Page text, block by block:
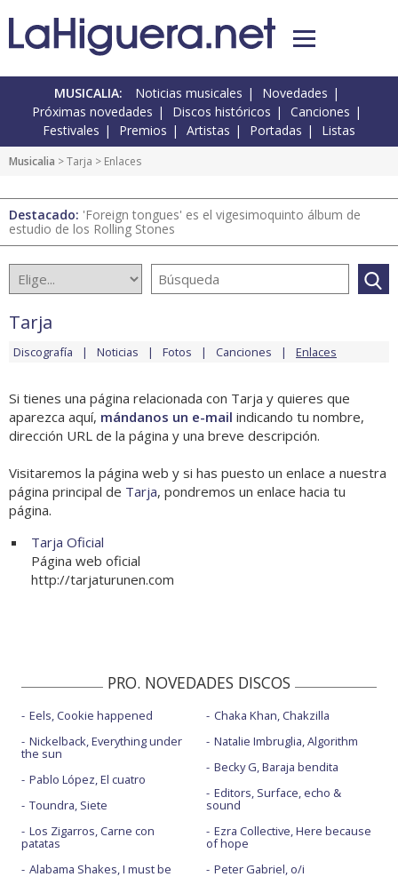
MUSICALIA: Noticias musicales
Novedades
Próximas novedades
Discos históricos
Canciones
Festivales
Premios Artistas Portadas Listas
Musicalia >Tarja > Enlaces
Destacado: 'Foreign tongues' es el vigesimoquinto álbum de
estudio de los Rolling Stones
Tarja
Discografía Noticias Fotos Canciones Enlaces
Si tienes una página relacionada con Tarja y quieres que
aparezca aquí, mándanos un e-mail indicando tu nombre,
dirección URL de la página y una breve descripción.
Visitaremos la página web y si has puesto un enlace a nuestra
página principal de Tarja, pondremos un enlace hacia tu
página.
Tarja Oficial
Página web oficial
http://tarjaturunen.com
PRO. NOVEDADES DISCOS
Eels, Cookie happened
Nickelback, Everything under
the sun
Pablo López, El cuatro
Toundra, Siete
Los Zigarros, Carne con
patatas
Alabama Shakes, I must be
Chaka Khan, Chakzilla
Natalie Imbruglia, Algorithm
Becky G, Baraja bendita
Editors, Surface, echo &
sound
Ezra Collective, Here because
of hope
Peter Gabriel, o/i